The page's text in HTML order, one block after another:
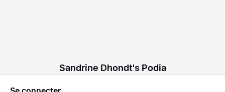
Sandrine Dhondt's Podia